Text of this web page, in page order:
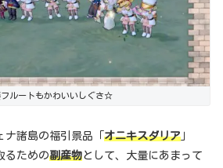
フルートもかわいいしぐさ☆
ナ諸島の福引景品「 オニキスダリア 」
るための副産物として、大量にあまって